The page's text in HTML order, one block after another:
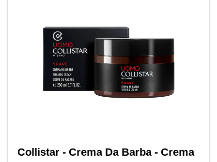
Collistar - Crema Da Barba - Crema